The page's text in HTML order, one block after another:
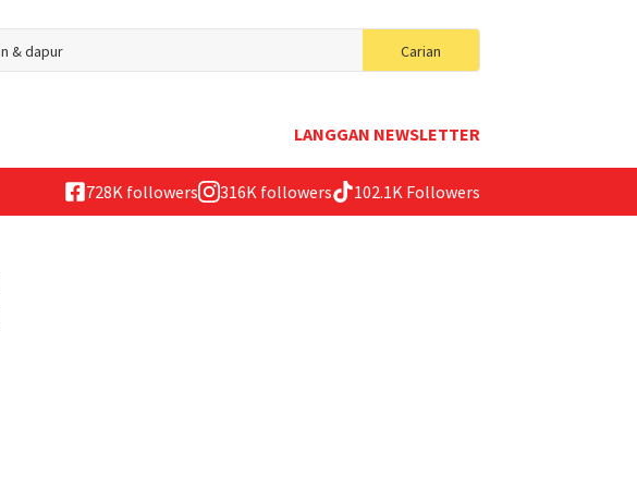
Carian
for:
LANGGAN NEWSLETTER
728K followers 316K followers 102.1K Followers